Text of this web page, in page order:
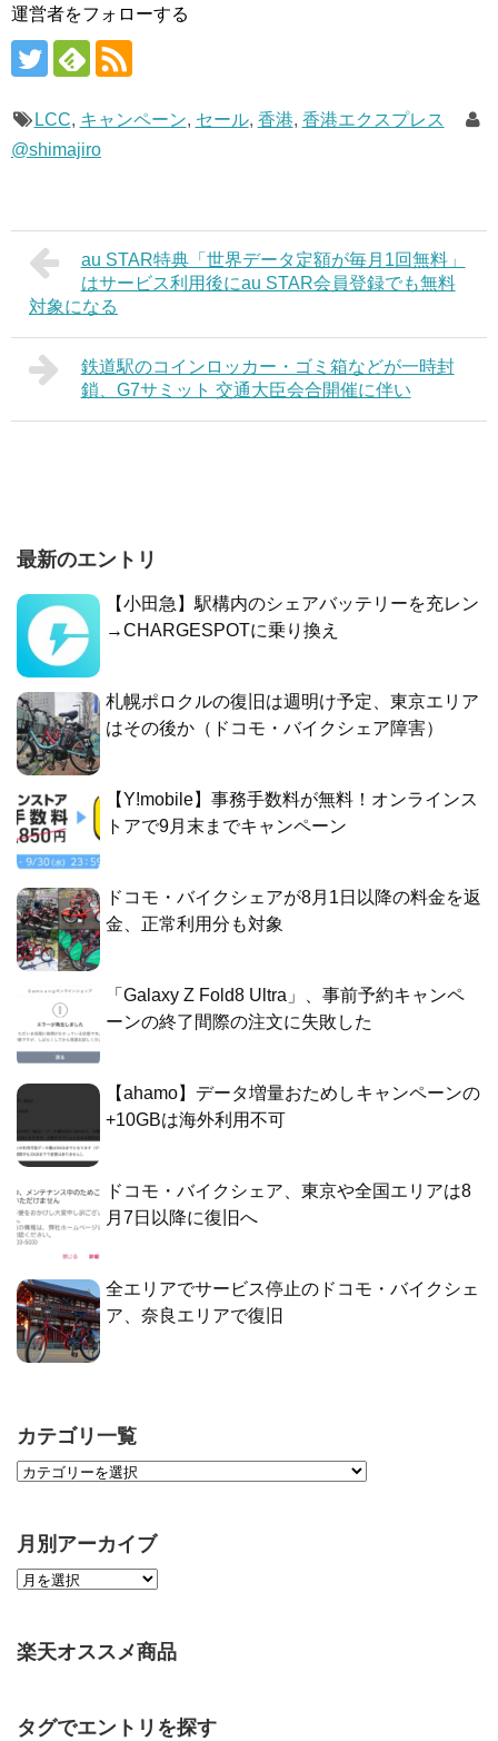
運営者をフォローする
LCC, キャンペーン, セール, 香港, 香港エクスプレス
@shimajiro
au STAR特典「世界データ定額が毎月1回無料」
はサービス利用後にau STAR会員登録でも無料
対象になる
鉄道駅のコインロッカー・ゴミ箱などが一時封
鎖、G7サミット 交通大臣会合開催に伴い
最新のエントリ
【小田急】駅構内のシェアバッテリーを充レン
→CHARGESPOTに乗り換え
札幌ポロクルの復旧は週明け予定、東京エリア
はその後か（ドコモ・バイクシェア障害）
【Y!mobile】事務手数料が無料！オンラインス
トアで9月末までキャンペーン
ドコモ・バイクシェアが8月1日以降の料金を返
金、正常利用分も対象
「Galaxy Z Fold8 Ultra」、事前予約キャンペ
ーンの終了間際の注文に失敗した
【ahamo】データ増量おためしキャンペーンの
+10GBは海外利用不可
ドコモ・バイクシェア、東京や全国エリアは8
月7日以降に復旧へ
全エリアでサービス停止のドコモ・バイクシェ
ア、奈良エリアで復旧
カテゴリ一覧
月別アーカイブ
楽天オススメ商品
タグでエントリを探す